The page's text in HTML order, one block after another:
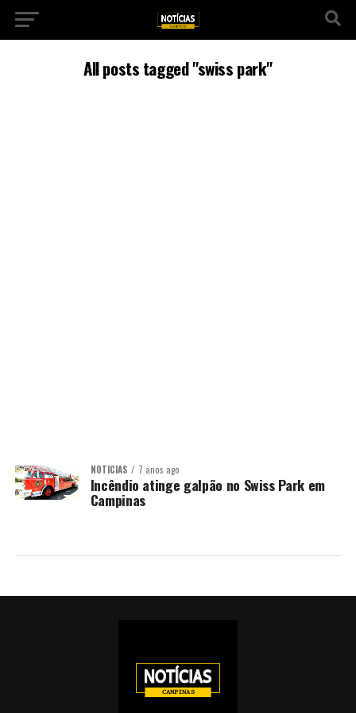
All posts tagged "swiss park"
NOTÍCIAS 7 anos ago
Incêndio atinge galpão no Swiss Park em
Campinas